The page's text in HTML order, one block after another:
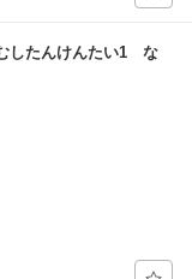
したんけんたい1 な